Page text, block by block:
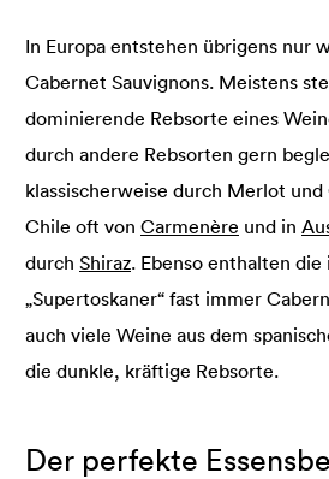
In Europa entstehen übrigens nur
Cabernet Sauvignons. Meistens
dominierende Rebsorte eines
durch andere Rebsorten gern
klassischerweise durch Merlot
Chile oft von Carmenère und in
durch Shiraz. Ebenso enthalten
„Supertoskaner“ fast immer
auch viele Weine aus dem
die dunkle, kräftige Rebsorte.
Der perfekte